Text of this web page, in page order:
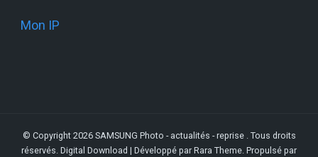
Mon IP
© Copyright 2026 SAMSUNG Photo - actualités - reprise . Tous droits
réservés. Digital Download | Développé par Rara Theme. Propulsé par